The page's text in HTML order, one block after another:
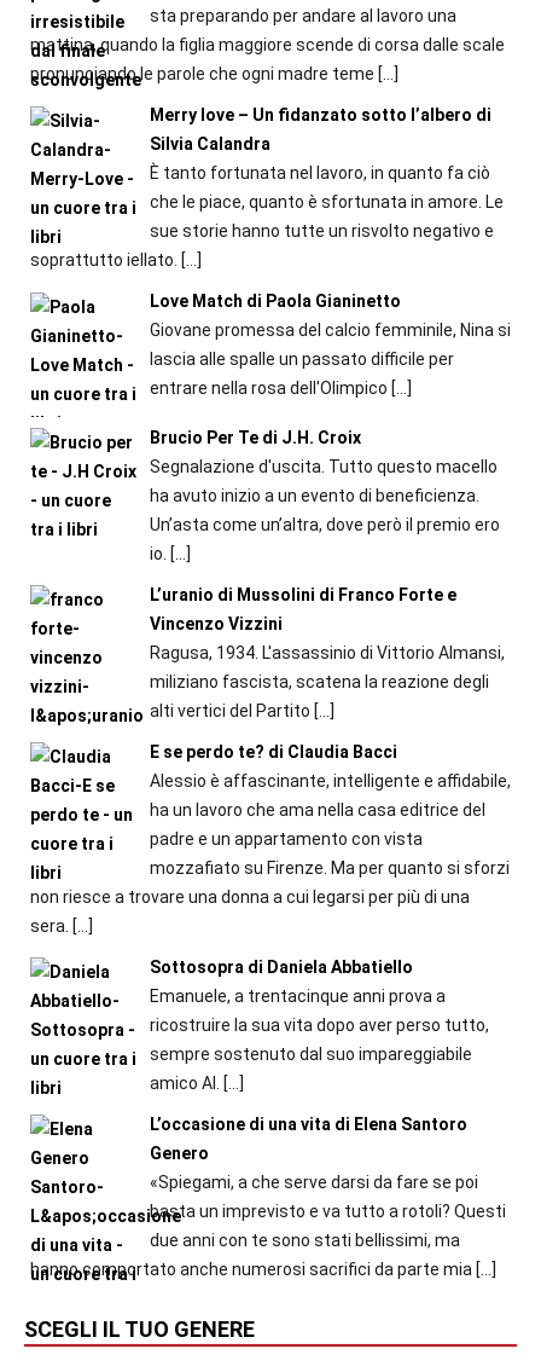
sta preparando per andare al lavoro una
mattina, quando la figlia maggiore scende di corsa dalle scale
pronunciando le parole che ogni madre teme […]
Merry love – Un fidanzato sotto l’albero di
Silvia Calandra
È tanto fortunata nel lavoro, in quanto fa ciò
che le piace, quanto è sfortunata in amore. Le
sue storie hanno tutte un risvolto negativo e
soprattutto iellato. […]
Love Match di Paola Gianinetto
Giovane promessa del calcio femminile, Nina si
lascia alle spalle un passato difficile per
entrare nella rosa dell'Olimpico […]
Brucio Per Te di J.H. Croix
Segnalazione d'uscita. Tutto questo macello
ha avuto inizio a un evento di beneficienza.
Un’asta come un’altra, dove però il premio ero
io. […]
L’uranio di Mussolini di Franco Forte e
Vincenzo Vizzini
Ragusa, 1934. L'assassinio di Vittorio Almansi,
miliziano fascista, scatena la reazione degli
alti vertici del Partito […]
E se perdo te? di Claudia Bacci
Alessio è affascinante, intelligente e affidabile,
ha un lavoro che ama nella casa editrice del
padre e un appartamento con vista
mozzafiato su Firenze. Ma per quanto si sforzi
non riesce a trovare una donna a cui legarsi per più di una
sera. […]
Sottosopra di Daniela Abbatiello
Emanuele, a trentacinque anni prova a
ricostruire la sua vita dopo aver perso tutto,
sempre sostenuto dal suo impareggiabile
amico Al.
[…]
L’occasione di una vita di Elena Santoro
Genero
«Spiegami, a che serve darsi da fare se poi
basta un imprevisto e va tutto a rotoli? Questi
due anni con te sono stati bellissimi, ma
hanno comportato anche numerosi sacrifici da parte mia […]
SCEGLI IL TUO GENERE